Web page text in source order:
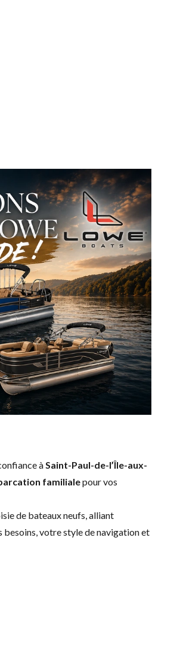
àSaint-Paul-de-l’Île-aux-
familialepour vos
de bateaux neufs, alliant
besoins, votre style de navigation et